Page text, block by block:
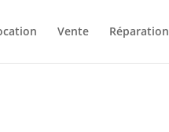
Vente Réparation